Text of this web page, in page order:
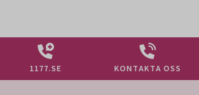
1177.SE KONTAKTA OSS